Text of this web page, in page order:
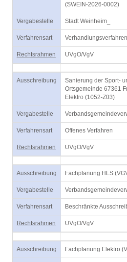
(SWEIN-2026-0002)
Vergabestelle Stadt Weinheim_
Verfahrensart
Rechtsrahmen UVgO/VgV
Ausschreibung
Sanierung der Sport-
Ortsgemeinde 67361
Elektro (1052-Z03)
Vergabestelle
Verfahrensart Offenes Verfahren
Rechtsrahmen UVgO/VgV
Ausschreibung Fachplanung HLS
Vergabestelle
Verfahrensart Beschränkte
Rechtsrahmen UVgO/VgV
Ausschreibung Fachplanung Elektro